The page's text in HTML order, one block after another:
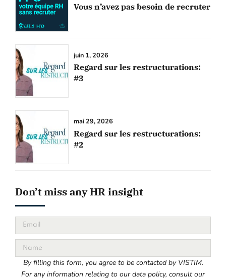
Vous n’avez pas besoin de recruter
juin 1, 2026
Regard sur les restructurations:
#3
mai 29, 2026
Regard sur les restructurations:
#2
Don’t miss any HR insight
By filling this form, you agree to be contacted by VISTIM.
For any information relating to our data policy, consult our